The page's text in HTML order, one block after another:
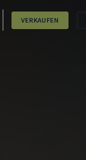
VERKAUFEN